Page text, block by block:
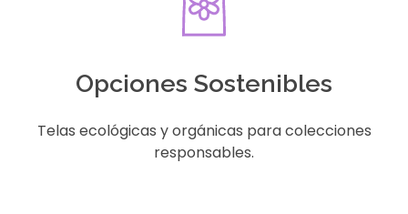
Opciones Sostenibles
Telas ecológicas y orgánicas para colecciones
responsables.